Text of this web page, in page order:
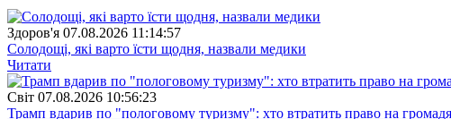
Здоров'я 07.08.2026 11:14:57
Солодощі, які варто їсти щодня, назвали медики
Читати
Свiт 07.08.2026 10:56:23
Трамп вдарив по "пологовому туризму": хто втратить право на